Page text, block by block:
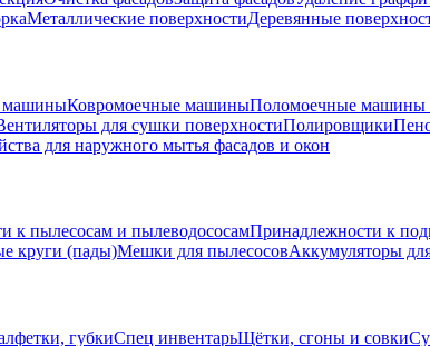
Металлические поверхностиДеревянные
машиныКовромоечные машиныПоломоечные машины
для сушки поверхностиПолировщики
для наружного мытья фасадов и окон
к пылесосам и пылеводососамПринадлежности к
круги (пады)Мешки для пылесосовАккумуляторы
губкиСпец инвентарьЩётки, сгоны и совки